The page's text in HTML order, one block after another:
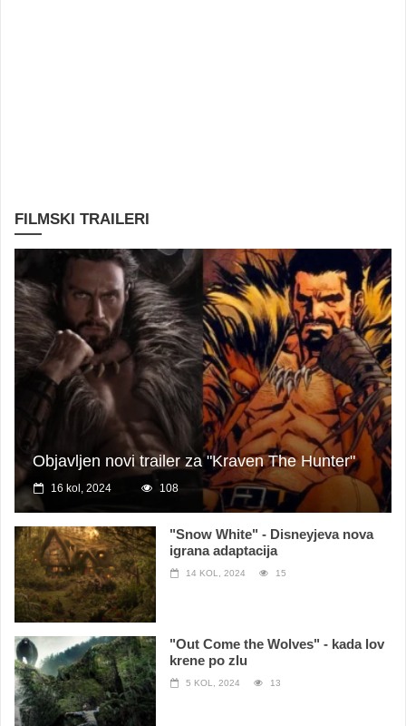
FILMSKI TRAILERI
Objavljen novi trailer za "Kraven The Hunter"
16 kol, 2024 108
"Snow White" - Disneyjeva nova
igrana adaptacija
14 KOL, 2024 15
"Out Come the Wolves" - kada lov
krene po zlu
5 KOL, 2024 13